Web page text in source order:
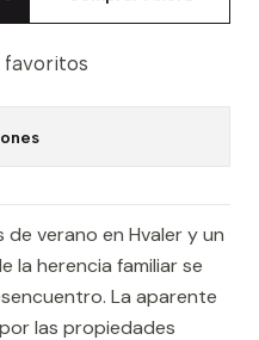
favoritos
verano en Hvaler y un
la herencia familiar se
La aparente
las propiedades